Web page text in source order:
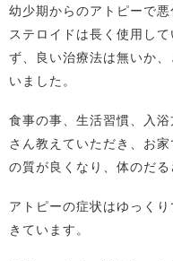
幼少期からのアトピーで
ステロイドは長く使用し
ず、良い治療法は無いか
いました。
食事の事、生活習慣、入
さん教えていただき、お
の質が良くなり、体のだる
アトピーの症状はゆっく
きています。